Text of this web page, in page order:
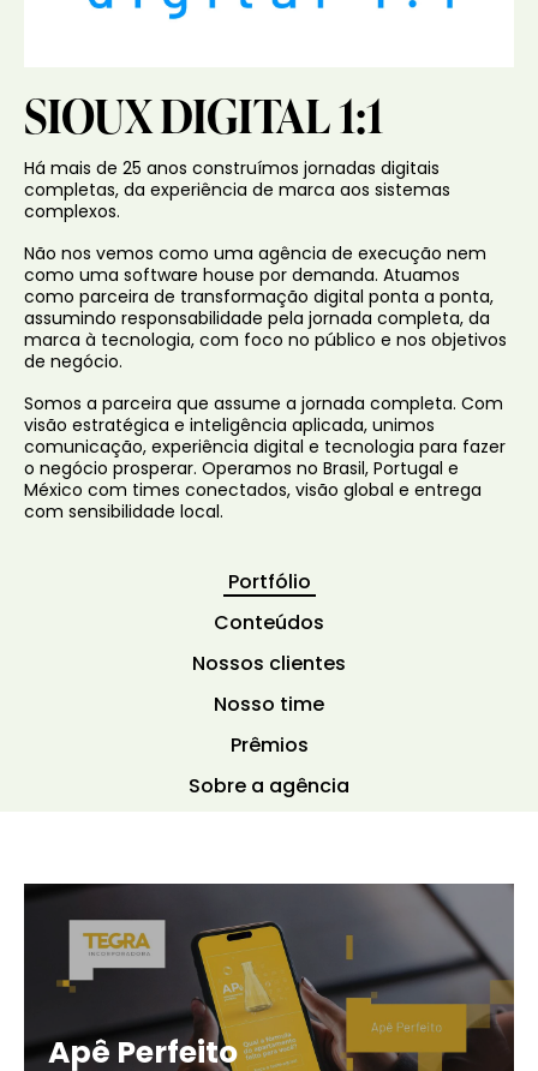
SIOUX DIGITAL 1:1
Há mais de 25 anos construímos jornadas digitais
completas, da experiência de marca aos sistemas
complexos.
Não nos vemos como uma agência de execução nem
como uma software house por demanda. Atuamos
como parceira de transformação digital ponta a ponta,
assumindo responsabilidade pela jornada completa, da
marca à tecnologia, com foco no público e nos objetivos
de negócio.
Somos a parceira que assume a jornada completa. Com
visão estratégica e inteligência aplicada, unimos
comunicação, experiência digital e tecnologia para fazer
o negócio prosperar. Operamos no Brasil, Portugal e
México com times conectados, visão global e entrega
com sensibilidade local.
Portfólio
Conteúdos
Nossos clientes
Nosso time
Prêmios
Sobre a agência
Apê Perfeito